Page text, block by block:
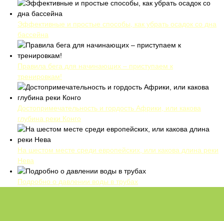
Эффективные и простые способы, как убрать осадок со дна
бассейна
Правила бега для начинающих – приступаем к
тренировкам!
Достопримечательность и гордость Африки, или какова
глубина реки Конго
На шестом месте среди европейских, или какова длина реки
Нева
Подробно о давлении воды в трубах